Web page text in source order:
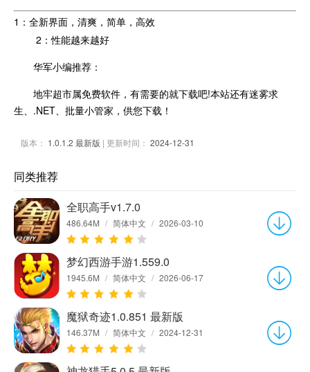
1：全新界面，清爽，简单，高效
2：性能越来越好
华军小编推荐：
地牢超市属免费软件，有需要的就下载吧!本站还有迷雾求
生、.NET、批量小管家，供您下载！
版本： 1.0.1.2 最新版 | 更新时间： 2024-12-31
同类推荐
全职高手v1.7.0
486.64M / 简体中文 / 2026-03-10
梦幻西游手游1.559.0
1945.6M / 简体中文 / 2026-06-17
魔狱奇迹1.0.851 最新版
146.37M / 简体中文 / 2024-12-31